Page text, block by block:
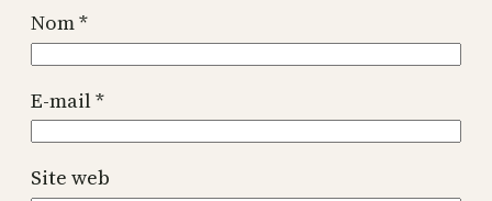
Nom*
E-mail*
Site web